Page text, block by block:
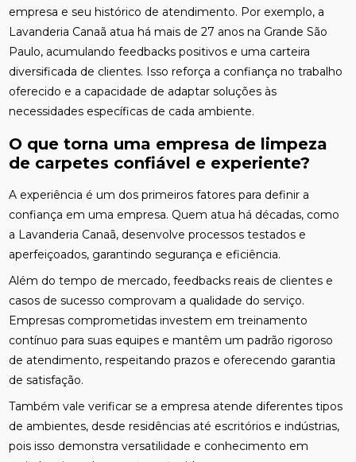
empresa e seu histórico de atendimento. Por exemplo, a
Lavanderia Canaã atua há mais de 27 anos na Grande São
Paulo, acumulando feedbacks positivos e uma carteira
diversificada de clientes. Isso reforça a confiança no trabalho
oferecido e a capacidade de adaptar soluções às
necessidades específicas de cada ambiente.
O que torna uma empresa de limpeza
de carpetes confiável e experiente?
A experiência é um dos primeiros fatores para definir a
confiança em uma empresa. Quem atua há décadas, como
a Lavanderia Canaã, desenvolve processos testados e
aperfeiçoados, garantindo segurança e eficiência.
Além do tempo de mercado, feedbacks reais de clientes e
casos de sucesso comprovam a qualidade do serviço.
Empresas comprometidas investem em treinamento
contínuo para suas equipes e mantêm um padrão rigoroso
de atendimento, respeitando prazos e oferecendo garantia
de satisfação.
Também vale verificar se a empresa atende diferentes tipos
de ambientes, desde residências até escritórios e indústrias,
pois isso demonstra versatilidade e conhecimento em